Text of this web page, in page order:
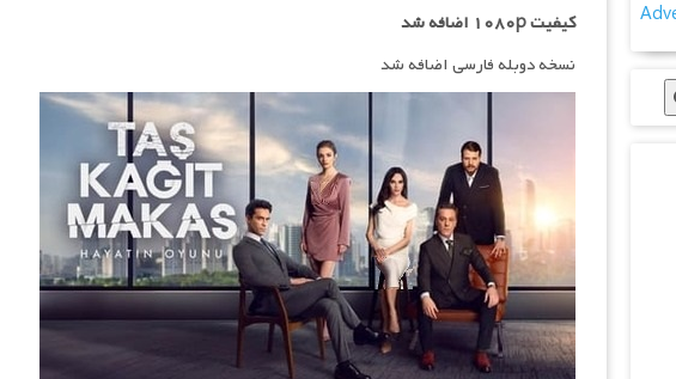
کیفیت ۱۰۸۰p اضافه شد
نسخه دوبله فارسی اضافه شد